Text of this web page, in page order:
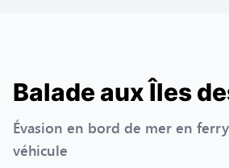
Balade aux Îles
Évasion en bord de mer en
véhicule